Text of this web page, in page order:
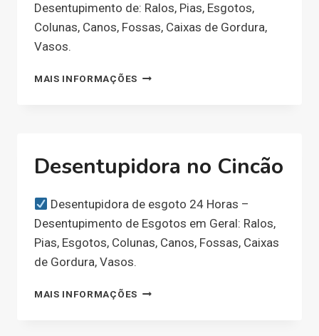
Desentupimento de: Ralos, Pias, Esgotos,
Colunas, Canos, Fossas, Caixas de Gordura,
Vasos.
MAIS INFORMAÇÕESDESENTUPIDORA
Desentupidora no Cincão
Desentupidora de esgoto 24 Horas –
Desentupimento de Esgotos em Geral: Ralos,
Pias, Esgotos, Colunas, Canos, Fossas, Caixas
de Gordura, Vasos.
MAIS INFORMAÇÕESDESENTUPIDORA